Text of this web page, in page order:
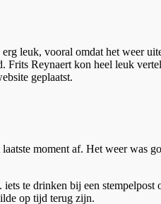
erg leuk, vooral omdat het weer
Frits Reynaert kon heel leuk
geplaatst.
moment af. Het weer was
te drinken bij een stempelpost
op tijd terug zijn.